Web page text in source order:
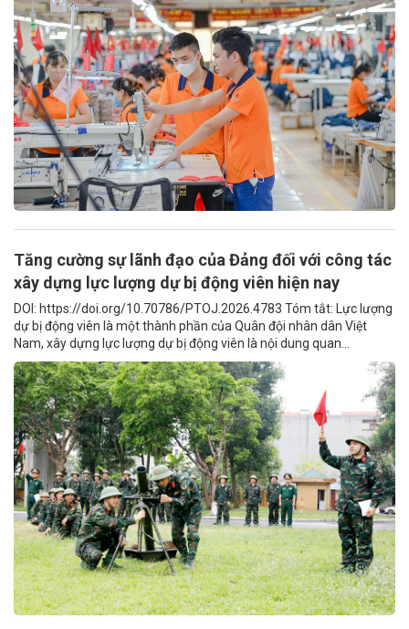
Tăng cường sự lãnh đạo của Đảng đối với công tác
xây dựng lực lượng dự bị động viên hiện nay
DOI: https://doi.org/10.70786/PTOJ.2026.4783 Tóm tắt: Lực lượng
dự bị động viên là một thành phần của Quân đội nhân dân Việt
Nam, xây dựng lực lượng dự bị động viên là nội dung quan...